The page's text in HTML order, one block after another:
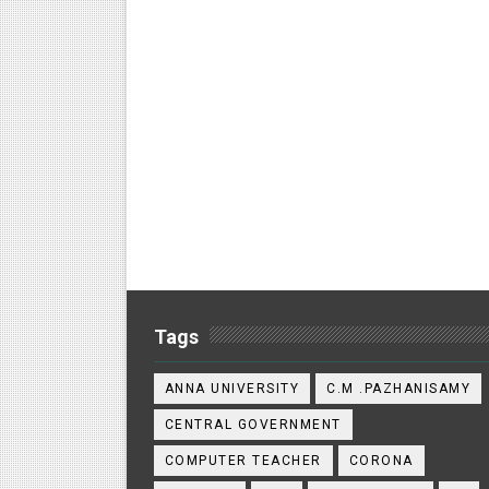
Tags
ANNA UNIVERSITY C.M .PAZHANISAMY
CENTRAL GOVERNMENT
COMPUTER TEACHER CORONA